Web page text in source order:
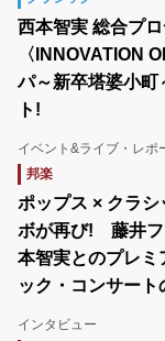
西本智実 総合プ
〈INNOVATION
パ～新卒塔婆小町
ト!
イベント&ライブ・レポ
邦楽
ポップス × クラシ
ボが再び! 藤井フ
本智実とのプレミ
ック・コンサート
インタビュー